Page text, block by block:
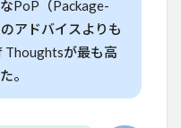
PoP（Package-
アドバイスよりも
Thoughtsが最も高
。